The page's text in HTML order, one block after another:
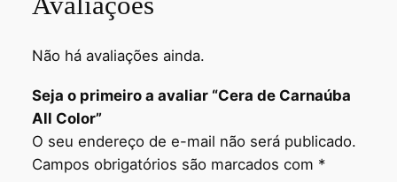
Não há avaliações ainda.
Seja o primeiro a avaliar “Cera de Carnaúba
All Color”
O seu endereço de e-mail não será publicado.
Campos obrigatórios são marcados com *